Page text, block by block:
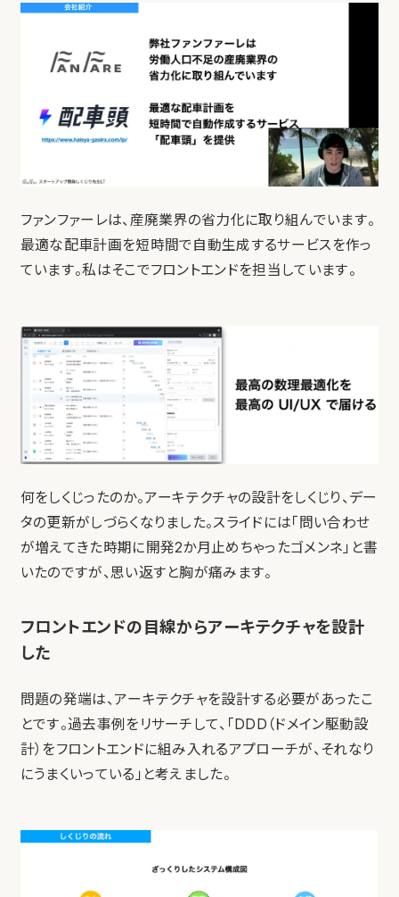
ファンファーレは、産廃業界の省力化に取り組んでいます。
最適な配車計画を短時間で自動生成するサービスを作っ
ています。私はそこでフロントエンドを担当しています。
何をしくじったのか。アーキテクチャの設計をしくじり、デー
タの更新がしづらくなりました。スライドには「問い合わせ
が増えてきた時期に開発2か月止めちゃったゴメンネ」と書
いたのですが、思い返すと胸が痛みます。
フロントエンドの目線からアーキテクチャを設計
した
問題の発端は、アーキテクチャを設計する必要があったこ
とです。過去事例をリサーチして、「DDD（ドメイン駆動設
計）をフロントエンドに組み入れるアプローチが、それなり
にうまくいっている」と考えました。